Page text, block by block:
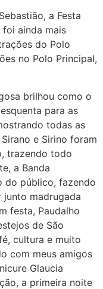
a Festa
ainda mais
do Polo
no Polo Principal,
brilhou como o
para as
todas as
e Sirino foram
trazendo todo
a Banda
do público, fazendo
madrugada
festa, Paudalho
de São
cultura e muito
com meus amigos
Glaucia
a primeira noite